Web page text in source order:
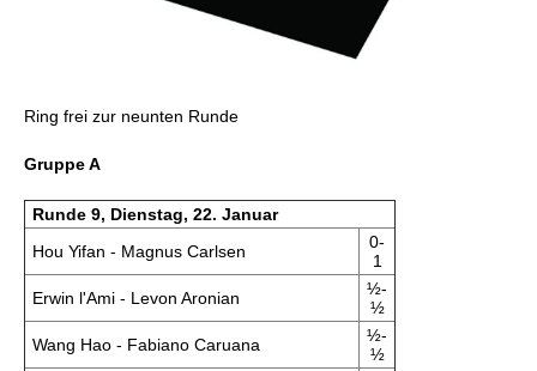
Ring frei zur neunten Runde
Gruppe A
Runde 9, Dienstag, 22. Januar
Hou Yifan - Magnus Carlsen
0-
1
Erwin l'Ami - Levon Aronian
½-
½
Wang Hao - Fabiano Caruana
½-
½